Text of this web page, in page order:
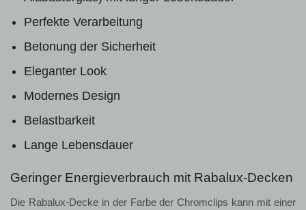
Perfekte Verarbeitung
Betonung der Sicherheit
Eleganter Look
Modernes Design
Belastbarkeit
Lange Lebensdauer
Geringer Energieverbrauch mit Rabalux-Decken
Die Rabalux-Decke in der Farbe der Chromclips kann mit einer